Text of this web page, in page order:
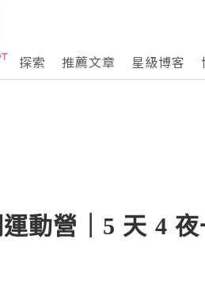
探索
推薦文章 星級博客
動營｜5 天 4